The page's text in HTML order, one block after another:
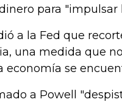
para "impulsar
a la Fed que
una medida que
economía se
a Powell